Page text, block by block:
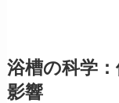
浴槽の科学
影響